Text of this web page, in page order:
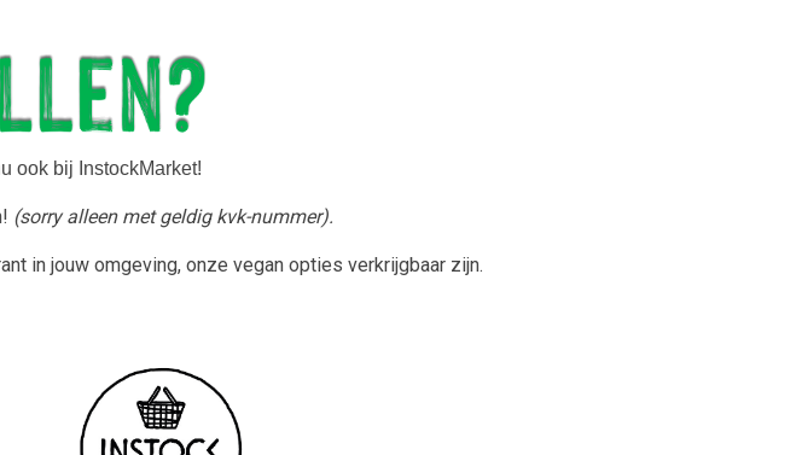
ook bij InstockMarket!
(sorry alleen met geldig kvk-nummer).
in jouw omgeving, onze vegan opties verkrijgbaar zijn.